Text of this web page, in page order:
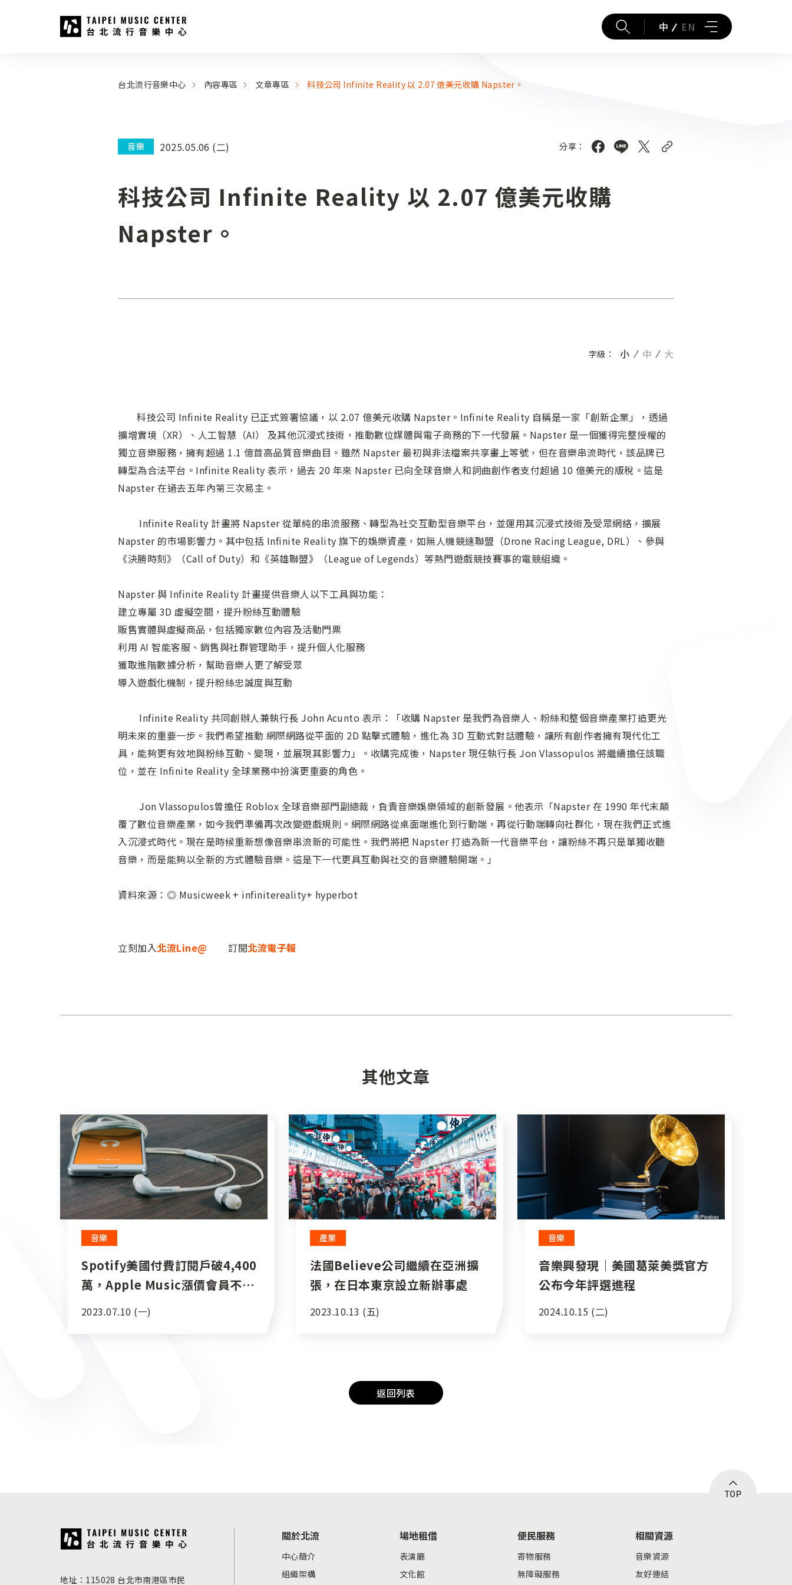
::: 中 EN
台北流行音樂中心 內容專區 文章專區 科技公司 Infinite Reality 以 2.07 億美元收購 Napster。
音樂 2025.05.06 (二) 分享：
科技公司 Infinite Reality 以 2.07 億美元收購
Napster。
字級： 小 中 大
科技公司 Infinite Reality 已正式簽署協議，以 2.07 億美元收購 Napster。Infinite Reality 自稱是一家「創新企業」，透過
擴增實境（XR）、人工智慧（AI） 及其他沉浸式技術，推動數位媒體與電子商務的下一代發展。Napster 是一個獲得完整授權的
獨立音樂服務，擁有超過 1.1 億首高品質音樂曲目。雖然 Napster 最初與非法檔案共享畫上等號，但在音樂串流時代，該品牌已
轉型為合法平台。Infinite Reality 表示，過去 20 年來 Napster 已向全球音樂人和詞曲創作者支付超過 10 億美元的版稅。這是
Napster 在過去五年內第三次易主。
Infinite Reality 計畫將 Napster 從單純的串流服務、轉型為社交互動型音樂平台，並運用其沉浸式技術及受眾網絡，擴展
Napster 的市場影響力。其中包括 Infinite Reality 旗下的娛樂資產，如無人機競速聯盟（Drone Racing League, DRL）、參與
《決勝時刻》（Call of Duty）和《英雄聯盟》（League of Legends）等熱門遊戲競技賽事的電競組織。
Napster 與 Infinite Reality 計畫提供音樂人以下工具與功能：
建立專屬 3D 虛擬空間，提升粉絲互動體驗
販售實體與虛擬商品，包括獨家數位內容及活動門票
利用 AI 智能客服、銷售與社群管理助手，提升個人化服務
獲取進階數據分析，幫助音樂人更了解受眾
導入遊戲化機制，提升粉絲忠誠度與互動
Infinite Reality 共同創辦人兼執行長 John Acunto 表示：「收購 Napster 是我們為音樂人、粉絲和整個音樂產業打造更光
明未來的重要一步。我們希望推動 網際網路從平面的 2D 點擊式體驗，進化為 3D 互動式對話體驗，讓所有創作者擁有現代化工
具，能夠更有效地與粉絲互動、變現，並展現其影響力」。收購完成後，Napster 現任執行長 Jon Vlassopulos 將繼續擔任該職
位，並在 Infinite Reality 全球業務中扮演更重要的角色。
Jon Vlassopulos曾擔任 Roblox 全球音樂部門副總裁，負責音樂娛樂領域的創新發展。他表示「Napster 在 1990 年代末顛
覆了數位音樂產業，如今我們準備再次改變遊戲規則。網際網路從桌面端進化到行動端，再從行動端轉向社群化，現在我們正式進
入沉浸式時代。現在是時候重新想像音樂串流新的可能性。我們將把 Napster 打造為新一代音樂平台，讓粉絲不再只是單獨收聽
音樂，而是能夠以全新的方式體驗音樂。這是下一代更具互動與社交的音樂體驗開端。」
資料來源：◎ Musicweek + infinitereality+ hyperbot
立刻加入北流Line@ 訂閱北流電子報
其他文章
音樂
Spotify美國付費訂閱戶破4,400
萬，Apple Music漲價會員不減
反增
2023.07.10 (一)
產業
法國Believe公司繼續在亞洲擴
張，在日本東京設立新辦事處
2023.10.13 (五)
音樂
音樂興發現｜美國葛萊美獎官方
公布今年評選進程
2024.10.15 (二)
返回列表
TOP
:::
地址：115028 台北市南港區市民
關於北流
中心簡介
組織架構
場地租借
表演廳
文化館
便民服務
寄物服務
無障礙服務
相關資源
音樂資源
友好連結